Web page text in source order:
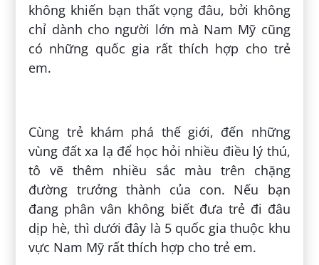
không khiến bạn thất vọng đâu, bởi không
chỉ dành cho người lớn mà Nam Mỹ cũng
có những quốc gia rất thích hợp cho trẻ
em.
Cùng trẻ khám phá thế giới, đến những
vùng đất xa lạ để học hỏi nhiều điều lý thú,
tô vẽ thêm nhiều sắc màu trên chặng
đường trưởng thành của con. Nếu bạn
đang phân vân không biết đưa trẻ đi đâu
dịp hè, thì dưới đây là 5 quốc gia thuộc khu
vực Nam Mỹ rất thích hợp cho trẻ em.